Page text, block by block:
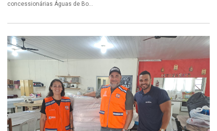
concessionárias Águas de Bo...